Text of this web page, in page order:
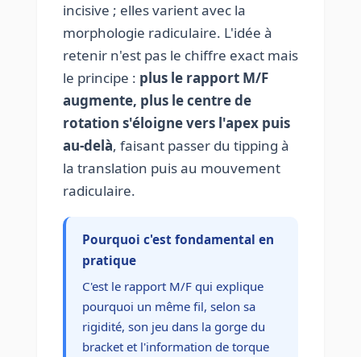
incisive ; elles varient avec la
morphologie radiculaire. L'idée à
retenir n'est pas le chiffre exact mais
le principe : plus le rapport M/F
augmente, plus le centre de
rotation s'éloigne vers l'apex puis
au-delà, faisant passer du tipping à
la translation puis au mouvement
radiculaire.
Pourquoi c'est fondamental en
pratique
C'est le rapport M/F qui explique
pourquoi un même fil, selon sa
rigidité, son jeu dans la gorge du
bracket et l'information de torque